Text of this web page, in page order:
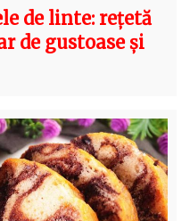
de linte: rețetă
de gustoase și